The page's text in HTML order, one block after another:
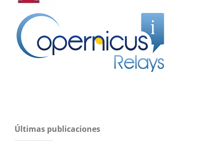
Últimas publicaciones